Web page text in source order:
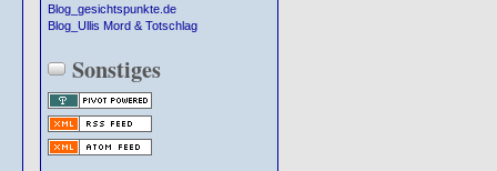
Blog_gesichtspunkte.de
Blog_Ullis Mord & Totschlag
Sonstiges